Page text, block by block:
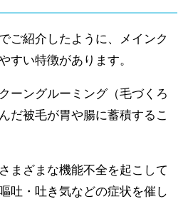
ご紹介したように、メインク
すい特徴があります。
ーングルーミング（毛づくろ
だ被毛が胃や腸に蓄積するこ
まざまな機能不全を起こして
吐・吐き気などの症状を催し